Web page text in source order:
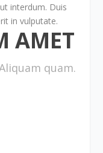
interdum. Duis
in vulputate.
AMET
quam.